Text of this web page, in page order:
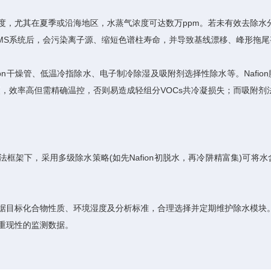
其在夏季或沿海地区，水蒸气浓度可达数万ppm。若未有效去除水
系统后，会污染离子源、缩短色谱柱寿命，并导致基线漂移、峰形拖尾
管、低温冷指除水、电子制冷除湿及吸附剂选择性除水等。
效率高但需精确温控，否则易造成轻组分VOCs共冷凝损失；而吸附剂
架下，采用多级除水策略(如先Nafion初脱水，再冷阱精富集)可将
化合物性质、环境湿度及分析标准，合理选择并定期维护除水模块
现性的监测数据。